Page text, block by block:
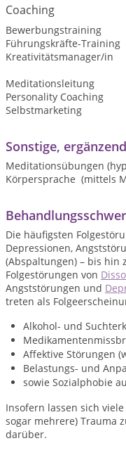
Coaching
Bewerbungstraining
Führungskräfte-Training
Kreativitätsmanager/in
Meditationsleitung
Personality Coaching
Selbstmarketing
Sonstige,
Meditationsübungen
Körpersprache (mittels
Die häufigsten
Depressionen,
(Abspaltungen) – bis hin
Folgestörungen von
Angststörungen und
treten als
Alkohol- und
Affektive Störungen
Belastungs- und
sowie Sozialphobie
Insofern lassen sich
sogar mehrere) Trauma
darüber.